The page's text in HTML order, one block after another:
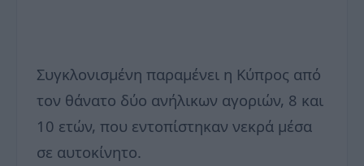
Συγκλονισμένη παραμένει η Κύπρος από
τον θάνατο δύο ανήλικων αγοριών, 8 και
10 ετών, που εντοπίστηκαν νεκρά μέσα
σε αυτοκίνητο.